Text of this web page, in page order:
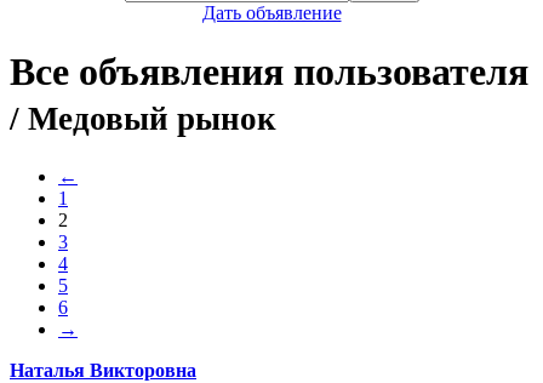
Дать объявление
Все объявления пользователя
/ Медовый рынок
←
1
2
3
4
5
6
→
Наталья Викторовна